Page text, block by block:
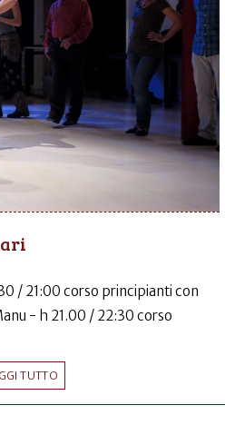
/ 21:00 corso principianti con
- h 21.00 / 22:30 corso
TUTTO